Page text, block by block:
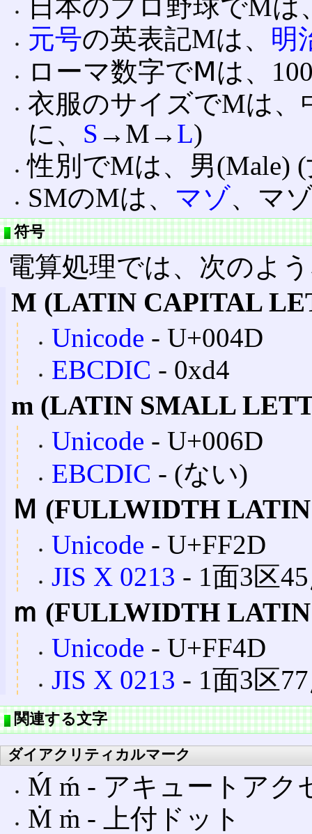
日本のプロ野球でM
元号の英表記Mは、 明
ローマ数字でⅯは、
衣服のサイズでMは、
に、 S →M→ L)
性別でMは、男(Male)
SMのMは、 マゾ、マ
符号
電算処理では、次のよ
M (LATIN CAPITAL
Unicode ‐ U+004D
EBCDIC ‐ 0xd4
m (LATIN SMALL
Unicode ‐ U+006D
EBCDIC ‐ (ない)
Ｍ (FULLWIDTH
Unicode ‐ U+FF2D
JIS X 0213 ‐ 1面3区
ｍ (FULLWIDTH
Unicode ‐ U+FF4D
JIS X 0213 ‐ 1面3区
関連する文字
ダイアクリティカルマーク
Ḿ ḿ ‐ アキュートアク
Ṁ ṁ ‐ 上付ドット